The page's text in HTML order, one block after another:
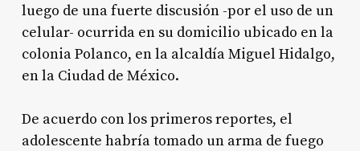
luego de una fuerte discusión -por el uso de un
celular- ocurrida en su domicilio ubicado en la
colonia Polanco, en la alcaldía Miguel Hidalgo,
en la Ciudad de México.
De acuerdo con los primeros reportes, el
adolescente habría tomado un arma de fuego